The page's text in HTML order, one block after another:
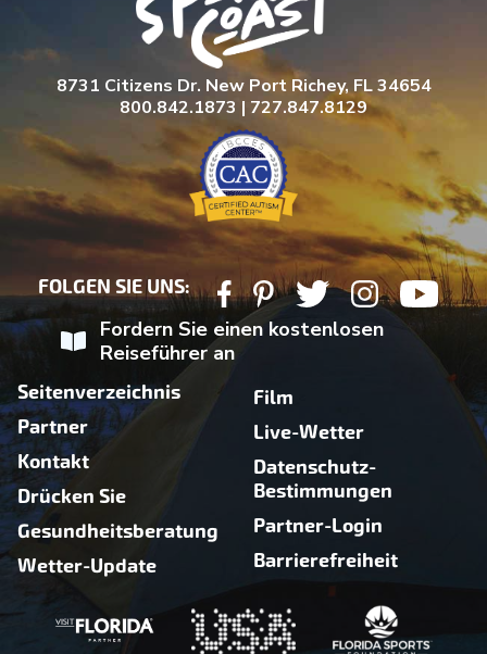
8731 Citizens Dr. New Port Richey, FL 34654
800.842.1873 | 727.847.8129
FOLGEN SIE UNS:
Fordern Sie einen kostenlosen
Reiseführer an
Seitenverzeichnis
Partner
Kontakt
Drücken Sie
Gesundheitsberatung
Wetter-Update
Film
Live-Wetter
Datenschutz-
Bestimmungen
Partner-Login
Barrierefreiheit